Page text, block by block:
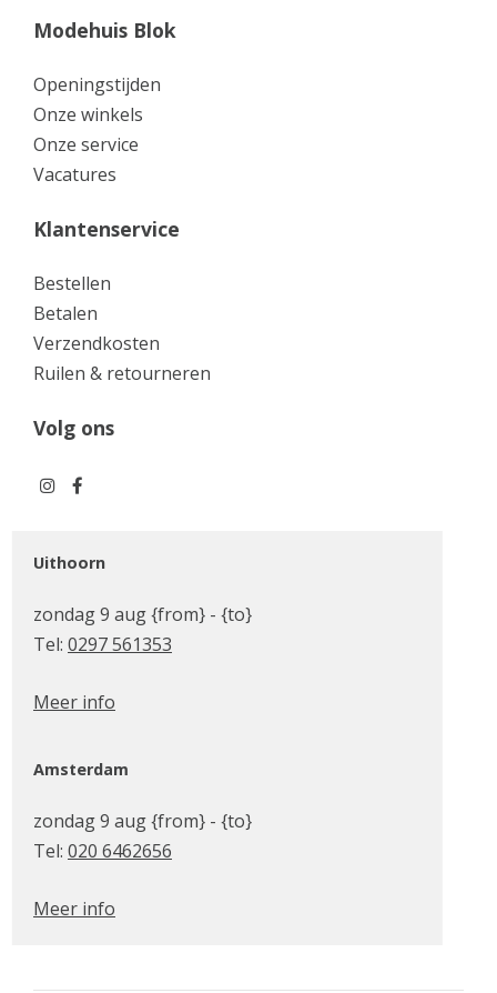
Modehuis Blok
Openingstijden
Onze winkels
Onze service
Vacatures
Klantenservice
Bestellen
Betalen
Verzendkosten
Ruilen & retourneren
Volg ons
Uithoorn
zondag 9 aug {from} - {to}
Tel: 0297 561353
Meer info
Amsterdam
zondag 9 aug {from} - {to}
Tel: 020 6462656
Meer info